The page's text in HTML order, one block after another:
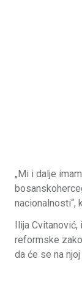
„Mi i dalje
nacionalnosti“,
Ilija Cvitanović,
reformske
da će se na